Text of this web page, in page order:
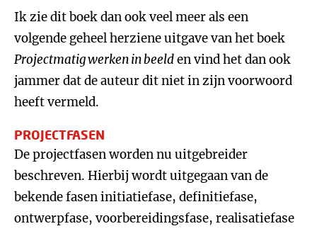
Ik zie dit boek dan ook veel meer als een
volgende geheel herziene uitgave van het boek
Projectmatig werken in beelden vind het dan ook
jammer dat de auteur dit niet in zijn voorwoord
heeft vermeld.
PROJECTFASEN
De projectfasen worden nu uitgebreider
beschreven. Hierbij wordt uitgegaan van de
bekende fasen initiatiefase, definitiefase,
ontwerpfase, voorbereidingsfase, realisatiefase